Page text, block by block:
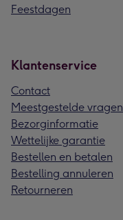
Feestdagen
Klantenservice
Contact
Meestgestelde vragen
Bezorginformatie
Wettelijke garantie
Bestellen en betalen
Bestelling annuleren
Retourneren